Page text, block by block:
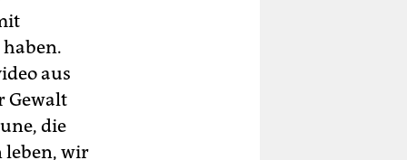
aus
Gewalt
die
leben, wir